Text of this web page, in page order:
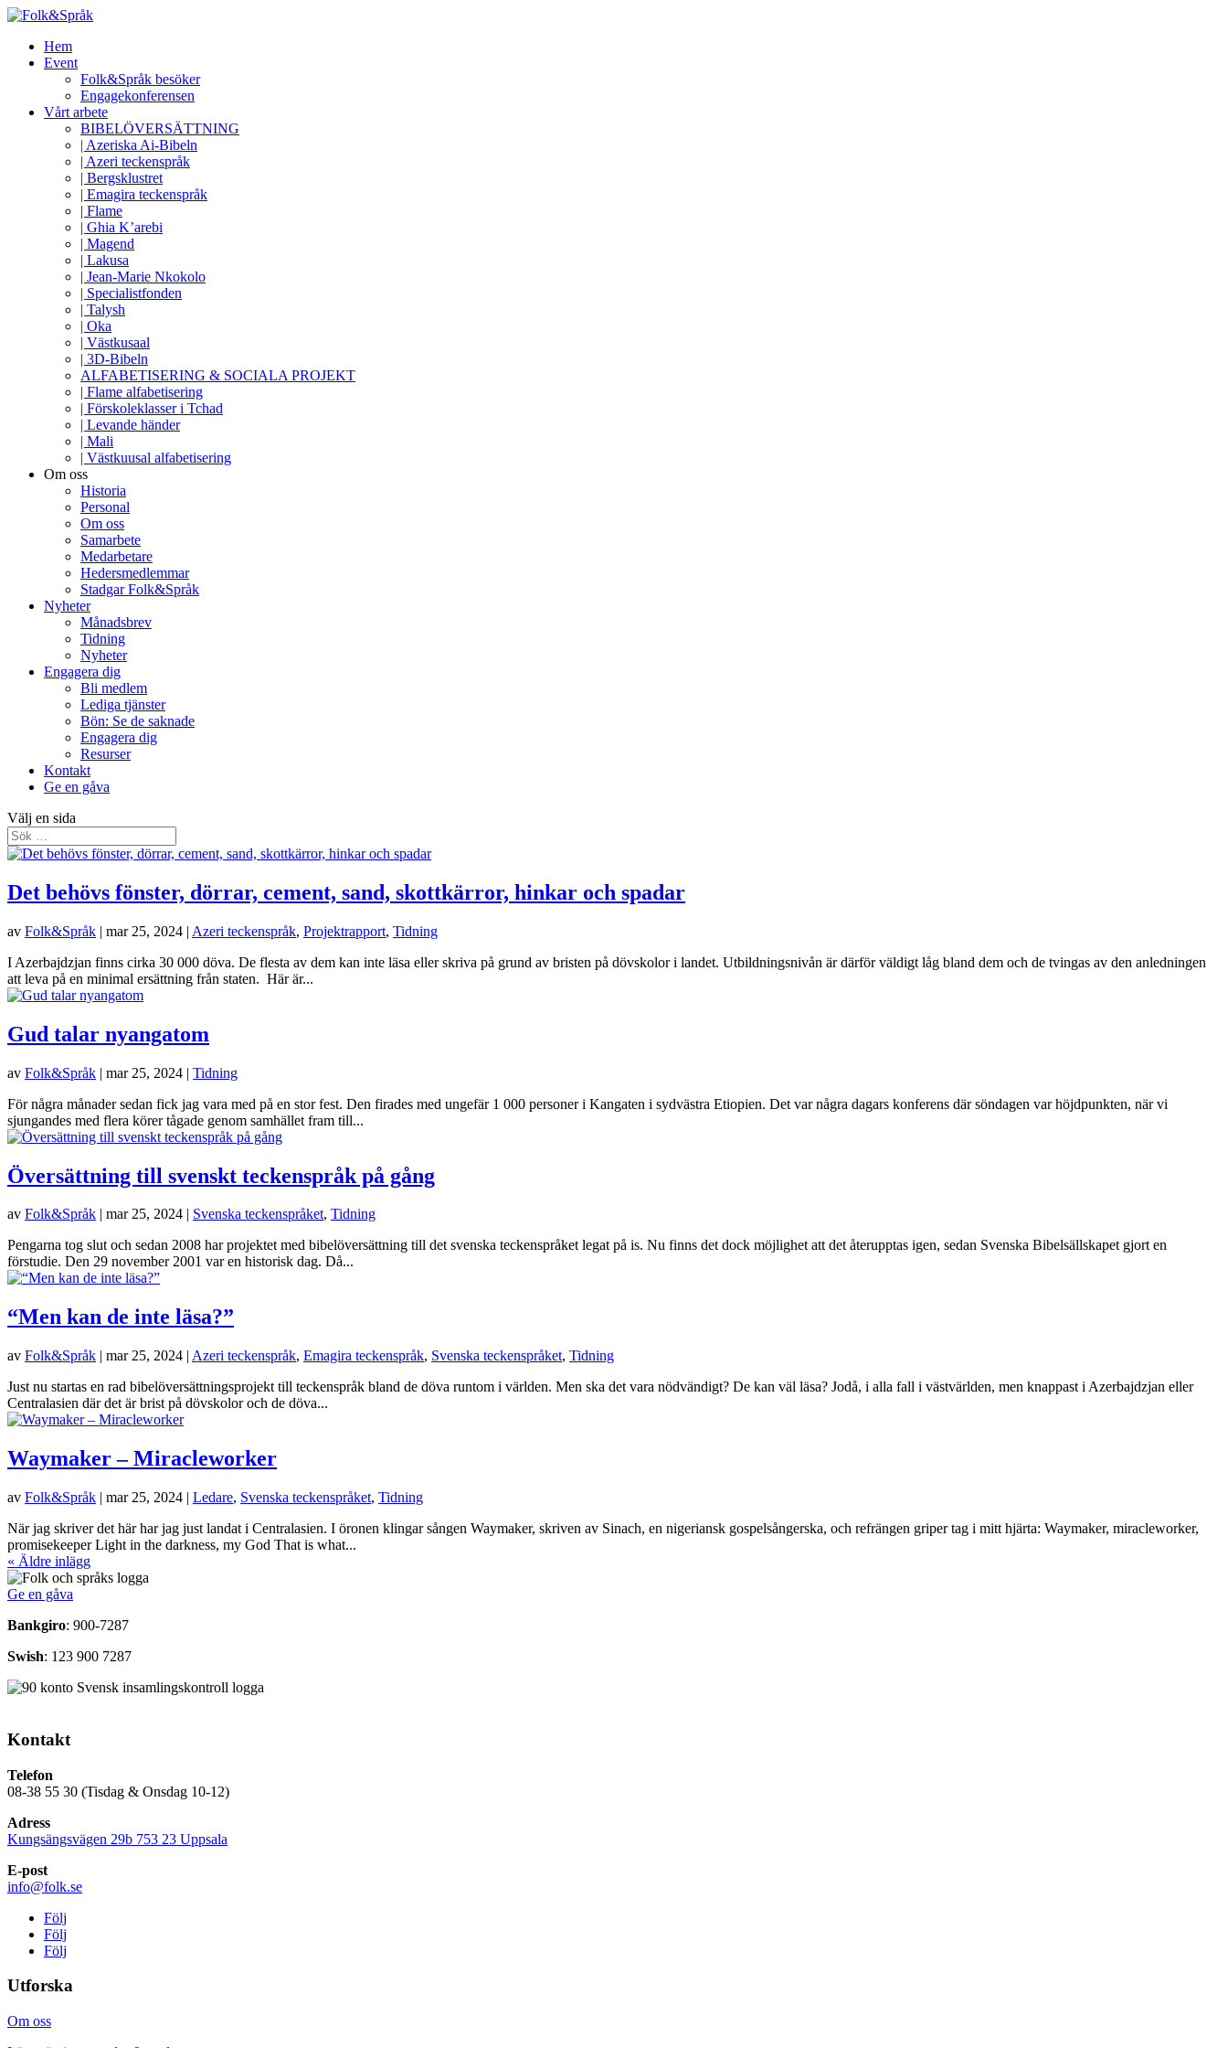
Hem
Event
Folk&Språk besöker
Engagekonferensen
Vårt arbete
BIBELÖVERSÄTTNING
| Azeriska Ai-Bibeln
| Azeri teckenspråk
| Bergsklustret
| Emagira teckenspråk
| Flame
| Ghia K’arebi
| Magend
| Lakusa
| Jean-Marie Nkokolo
| Specialistfonden
| Talysh
| Oka
| Västkusaal
| 3D-Bibeln
ALFABETISERING & SOCIALA PROJEKT
| Flame alfabetisering
| Förskoleklasser i Tchad
| Levande händer
| Mali
| Västkuusal alfabetisering
Om oss
Historia
Personal
Om oss
Samarbete
Medarbetare
Hedersmedlemmar
Stadgar Folk&Språk
Nyheter
Månadsbrev
Tidning
Nyheter
Engagera dig
Bli medlem
Lediga tjänster
Bön: Se de saknade
Engagera dig
Resurser
Kontakt
Ge en gåva
Välj en sida
Det behövs fönster, dörrar, cement, sand, skottkärror, hinkar och spadar
av Folk&Språk | mar 25, 2024 | Azeri teckenspråk, Projektrapport, Tidning
I Azerbajdzjan finns cirka 30 000 döva. De flesta av dem kan inte läsa eller skriva på grund av bristen på dövskolor i landet. Utbildningsnivån är därför väldigt låg bland dem och de tvingas av den anledningen
att leva på en minimal ersättning från staten. Här är...
Gud talar nyangatom
av Folk&Språk | mar 25, 2024 | Tidning
För några månader sedan fick jag vara med på en stor fest. Den firades med ungefär 1 000 personer i Kangaten i sydvästra Etiopien. Det var några dagars konferens där söndagen var höjdpunkten, när vi
sjungandes med flera körer tågade genom samhället fram till...
Översättning till svenskt teckenspråk på gång
av Folk&Språk | mar 25, 2024 | Svenska teckenspråket, Tidning
Pengarna tog slut och sedan 2008 har projektet med bibelöversättning till det svenska teckenspråket legat på is. Nu finns det dock möjlighet att det återupptas igen, sedan Svenska Bibelsällskapet gjort en
förstudie. Den 29 november 2001 var en historisk dag. Då...
“Men kan de inte läsa?”
av Folk&Språk | mar 25, 2024 | Azeri teckenspråk, Emagira teckenspråk, Svenska teckenspråket, Tidning
Just nu startas en rad bibelöversättningsprojekt till teckenspråk bland de döva runtom i världen. Men ska det vara nödvändigt? De kan väl läsa? Jodå, i alla fall i västvärlden, men knappast i Azerbajdzjan eller
Centralasien där det är brist på dövskolor och de döva...
Waymaker – Miracleworker
av Folk&Språk | mar 25, 2024 | Ledare, Svenska teckenspråket, Tidning
När jag skriver det här har jag just landat i Centralasien. I öronen klingar sången Waymaker, skriven av Sinach, en nigeriansk gospelsångerska, och refrängen griper tag i mitt hjärta: Waymaker, miracleworker,
promisekeeper Light in the darkness, my God That is what...
« Äldre inlägg
Ge en gåva
Bankgiro: 900-7287
Swish: 123 900 7287
Kontakt
Telefon
08-38 55 30 (Tisdag & Onsdag 10-12)
Adress
Kungsängsvägen 29b 753 23 Uppsala
E-post
info@folk.se
Följ
Följ
Följ
Utforska
Om oss